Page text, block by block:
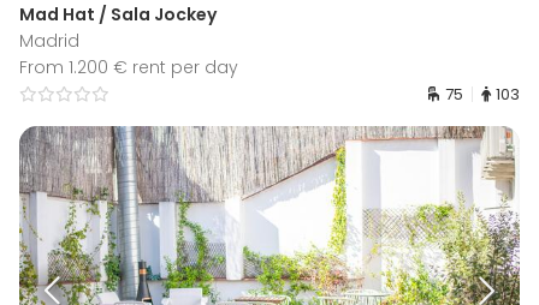
Mad Hat / Sala Jockey
Madrid
From 1.200 € rent per day
75 103